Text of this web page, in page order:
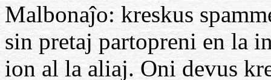
Malbonaĵo: kreskus
sin pretaj partopreni en la
ion al la aliaj. Oni devus